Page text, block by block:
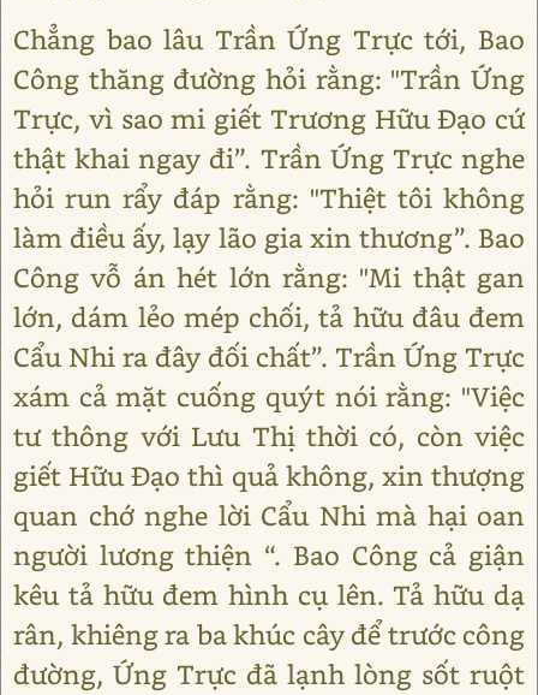
Chẳng bao lâu Trần Ứng Trực tới, Bao
Công thăng đường hỏi rằng: "Trần Ứng
Trực, vì sao mi giết Trương Hữu Đạo cứ
thật khai ngay đi”. Trần Ứng Trực nghe
hỏi run rẩy đáp rằng: "Thiệt tôi không
làm điều ấy, lạy lão gia xin thương”. Bao
Công vỗ án hét lớn rằng: "Mi thật gan
lớn, dám lẻo mép chối, tả hữu đâu đem
Cẩu Nhi ra đây đối chất”. Trần Ứng Trực
xám cả mặt cuống quýt nói rằng: "Việc
tư thông với Lưu Thị thời có, còn việc
giết Hữu Đạo thì quả không, xin thượng
quan chớ nghe lời Cẩu Nhi mà hại oan
người lương thiện “. Bao Công cả giận
kêu tả hữu đem hình cụ lên. Tả hữu dạ
rân, khiêng ra ba khúc cây để trước công
đường, Ứng Trực đã lạnh lòng sốt ruột